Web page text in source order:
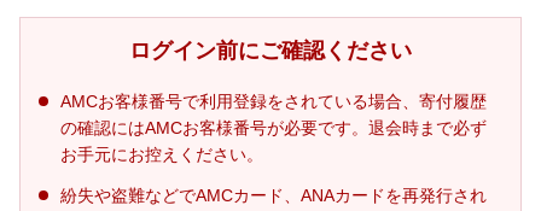
ログイン前にご確認ください
AMCお客様番号で利用登録をされている場合、寄付履歴
の確認にはAMCお客様番号が必要です。退会時まで必ず
お手元にお控えください。
紛失や盗難などでAMCカード、ANAカードを再発行され